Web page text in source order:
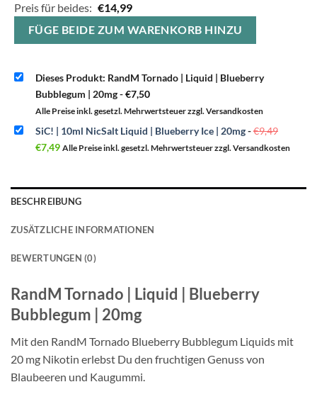
Preis für beides: €14,99
FÜGE BEIDE ZUM WARENKORB HINZU
Dieses Produkt: RandM Tornado | Liquid | Blueberry
Bubblegum | 20mg-€7,50
Alle Preise inkl. gesetzl. Mehrwertsteuer zzgl. Versandkosten
SiC! | 10ml NicSalt Liquid | Blueberry Ice | 20mg-€9,49
war:
€7,49Aktueller
Preis
Alle Preise inkl. gesetzl. Mehrwertsteuer zzgl. Versandkosten
BESCHREIBUNG
ZUSÄTZLICHE INFORMATIONEN
BEWERTUNGEN (0)
RandM Tornado | Liquid | Blueberry
Bubblegum | 20mg
Mit den RandM Tornado Blueberry Bubblegum Liquids mit
20 mg Nikotin erlebst Du den fruchtigen Genuss von
Blaubeeren und Kaugummi.